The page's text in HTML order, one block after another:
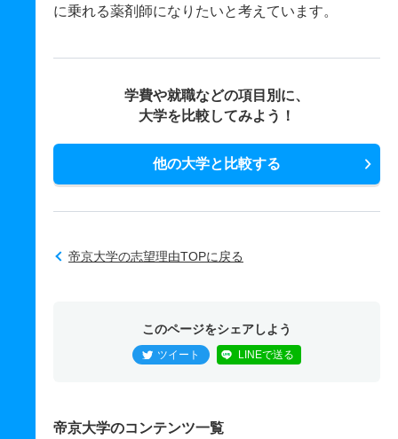
に乗れる薬剤師になりたいと考えています。
学費や就職などの項目別に、
大学を比較してみよう！
他の大学と比較する
帝京大学の志望理由TOPに戻る
このページをシェアしよう
ツイート LINEで送る
帝京大学のコンテンツ一覧